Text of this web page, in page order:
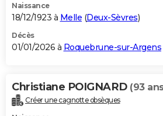
Naissance
18/12/1923 à Melle (Deux-Sèvres)
Décès
01/01/2026 à Roquebrune-sur-Argens
Christiane POIGNARD (93
Créer une cagnotte obsèques